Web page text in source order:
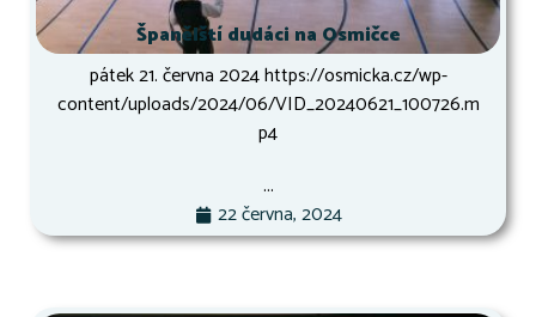
Španělští dudáci na Osmičce
pátek 21. června 2024 https://osmicka.cz/wp-
content/uploads/2024/06/VID_20240621_100726.m
p4
...
22 června, 2024